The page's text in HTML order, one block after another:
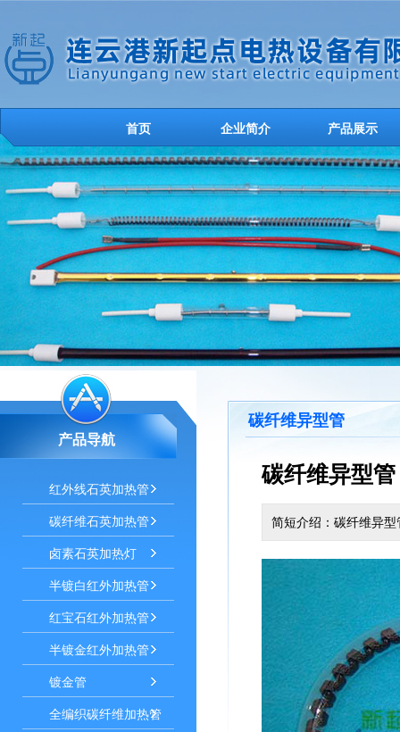
首页 企业简介 产品展示
产品导航
红外线石英加热管
碳纤维石英加热管
卤素石英加热灯
半镀白红外加热管
红宝石红外加热管
半镀金红外加热管
镀金管
全编织碳纤维加热管
碳纤维异型管
碳纤维异型管
简短介绍：碳纤维异型